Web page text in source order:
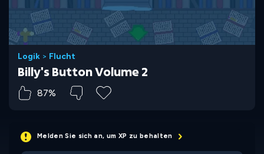
Logik > Flucht
Billy's Button Volume 2
87%
Melden Sie sich an, um XP zu behalten